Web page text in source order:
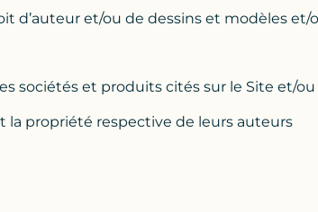
d’auteur et/ou de dessins et modèles et/
sociétés et produits cités sur le Site et/ou
la propriété respective de leurs auteurs